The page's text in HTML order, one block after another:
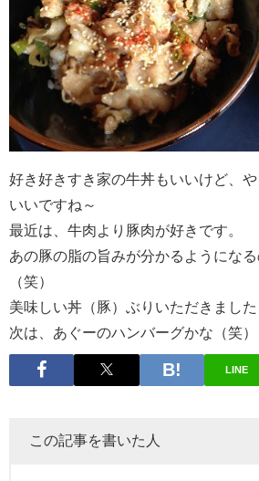
好き好きすき家の牛丼もいいけど、
いいですね～
最近は、牛肉より豚肉が好きです。
あの豚の脂の旨みが分かるようにな
（笑）
美味しい丼（豚）ぶりいただきました
次は、あぐーのハンバーグかな（笑）
LINE
この記事を書いた人